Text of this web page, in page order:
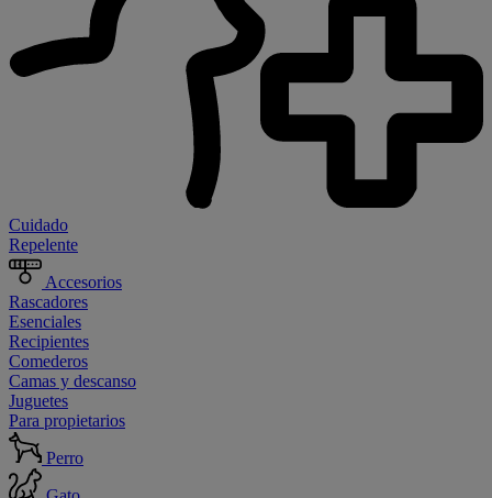
Cuidado
Repelente
Accesorios
Rascadores
Esenciales
Recipientes
Comederos
Camas y descanso
Juguetes
Para propietarios
Perro